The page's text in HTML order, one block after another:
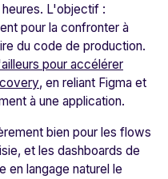
L'objectif :
pour la confronter à
du code de production.
pour accélérer
, en reliant Figma et
à une application.
bien pour les flows
et les dashboards de
en langage naturel le